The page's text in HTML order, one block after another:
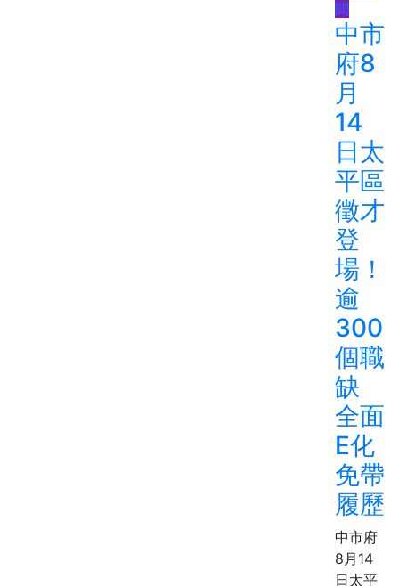
聞
中市
府8
月
14
日太
平區
徵才
登
場！
逾
300
個職
缺
全面
E化
免帶
履歷
中市府
8月14
日太平